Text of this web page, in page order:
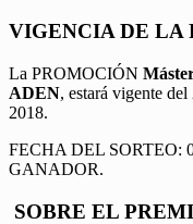
VIGENCIA DE LA
La PROMOCIÓN
ADEN, estará vigente
2018.
FECHA DEL SORTEO:
GANADOR.
SOBRE EL